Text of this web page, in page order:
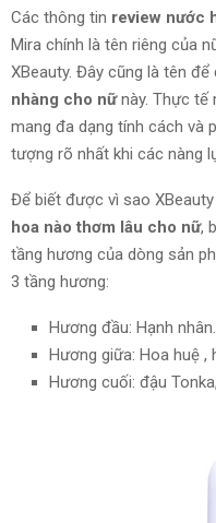
Các thông tin review nước
Mira chính là tên riêng của
XBeauty. Đây cũng là tên
nhàng cho nữnày. Thực tế
mang đa dạng tính cách và
tượng rõ nhất khi các nàng
Để biết được vì sao
hoa nào thơm lâu cho nữ,
tầng hương của dòng sản
3 tầng hương:
Hương đầu: Hạnh nhân.
Hương giữa: Hoa huệ ,
Hương cuối: đậu